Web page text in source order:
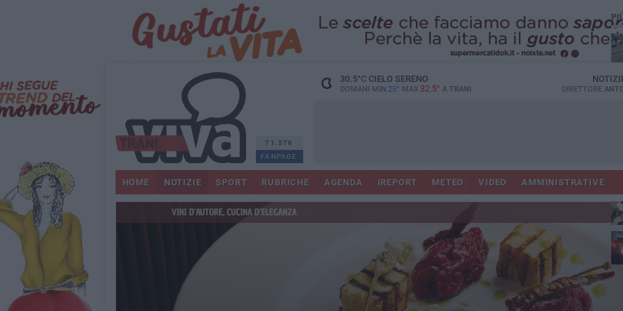
71.576
FANPAGE
30.5°CCIELO SERENO
DOMANI MIN 25° MAX 32.5° A TRANI DIRETTORE
HOME NOTIZIE SPORT RUBRICHE AGENDA IREPORT METEO VIDEO AMMINISTRATIVE